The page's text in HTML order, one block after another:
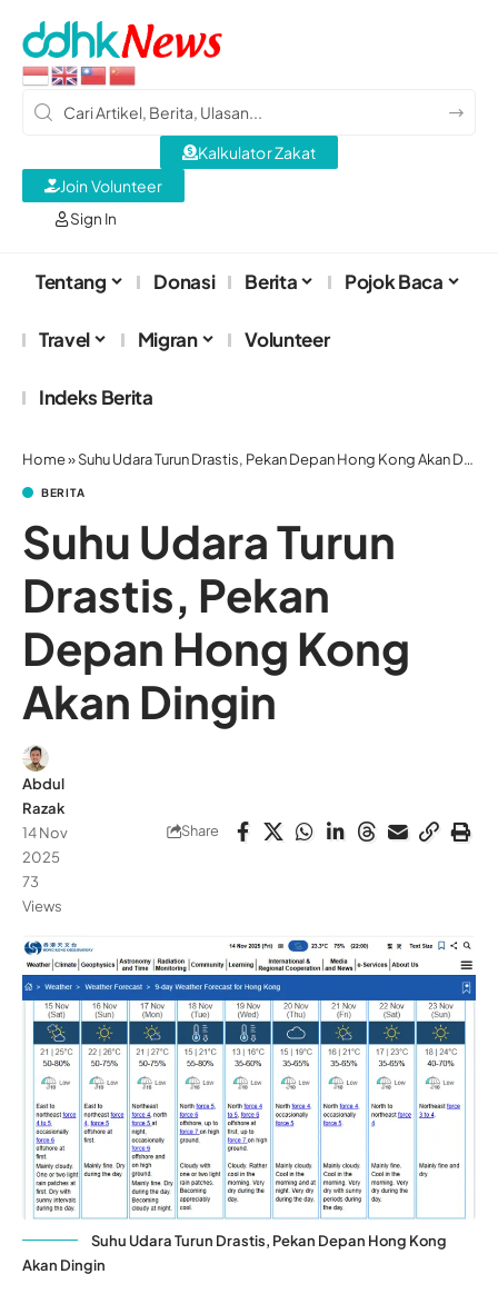
Sign In
Kalkulator Zakat
Join Volunteer
Tentang Donasi Berita Pojok Baca
Travel Migran Volunteer
Indeks Berita
Home»Suhu Udara Turun Drastis, Pekan Depan Hong Kong Akan Dingin
BERITA
Suhu Udara Turun
Drastis, Pekan
Depan Hong Kong
Akan Dingin
Abdul
Razak
14 Nov
2025
73
Views
Share
Suhu Udara Turun Drastis, Pekan Depan Hong Kong
Akan Dingin